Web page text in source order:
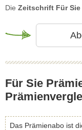
jene in der Spargel-
Für Sie werden auch
zählt, angesprochen
Für Sie befasst sich
beratende Funktion
Fitness gibt. Das wohl
Die Zeitschrift Für Sie
Für Sie
Das Prämienabo ist